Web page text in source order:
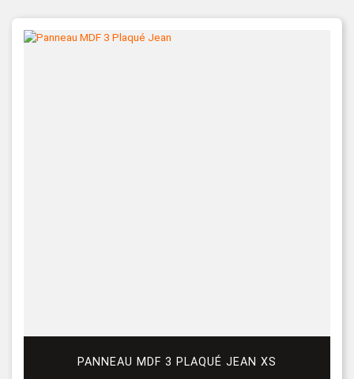
PANNEAU MDF 3 PLAQUÉ JEAN XS